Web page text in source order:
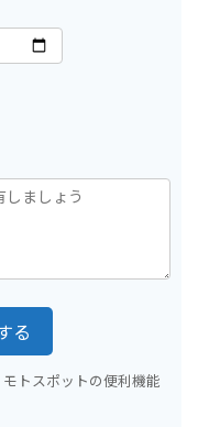
る
トスポットの便利機能